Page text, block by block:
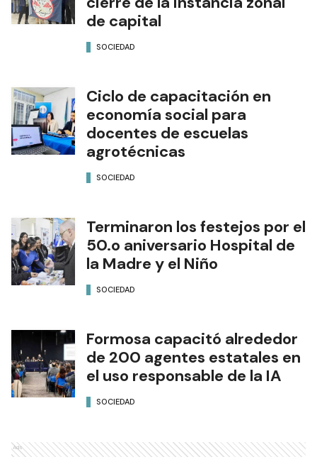
de capital
SOCIEDAD
Ciclo de capacitación en
economía social para
docentes de escuelas
agrotécnicas
SOCIEDAD
Terminaron los festejos por el
50.o aniversario Hospital de
la Madre y el Niño
SOCIEDAD
Formosa capacitó alrededor
de 200 agentes estatales en
el uso responsable de la IA
SOCIEDAD
Ads